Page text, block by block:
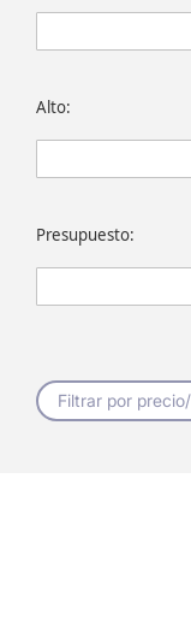
Alto:
Presupuesto:
Filtrar por